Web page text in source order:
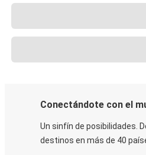
Conectándote con el
Un sinfín de posibilidades.
destinos en más de 40